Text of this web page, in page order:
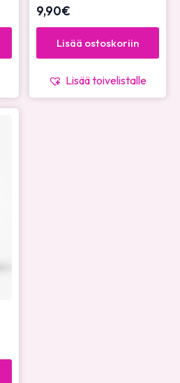
9,90€
Lisää ostoskoriin
Lisää toivelistalle